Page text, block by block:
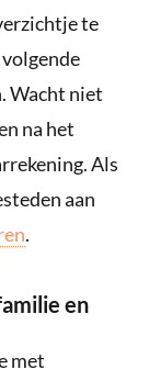
te
Wacht niet
na het
Als
aan
.
en
met